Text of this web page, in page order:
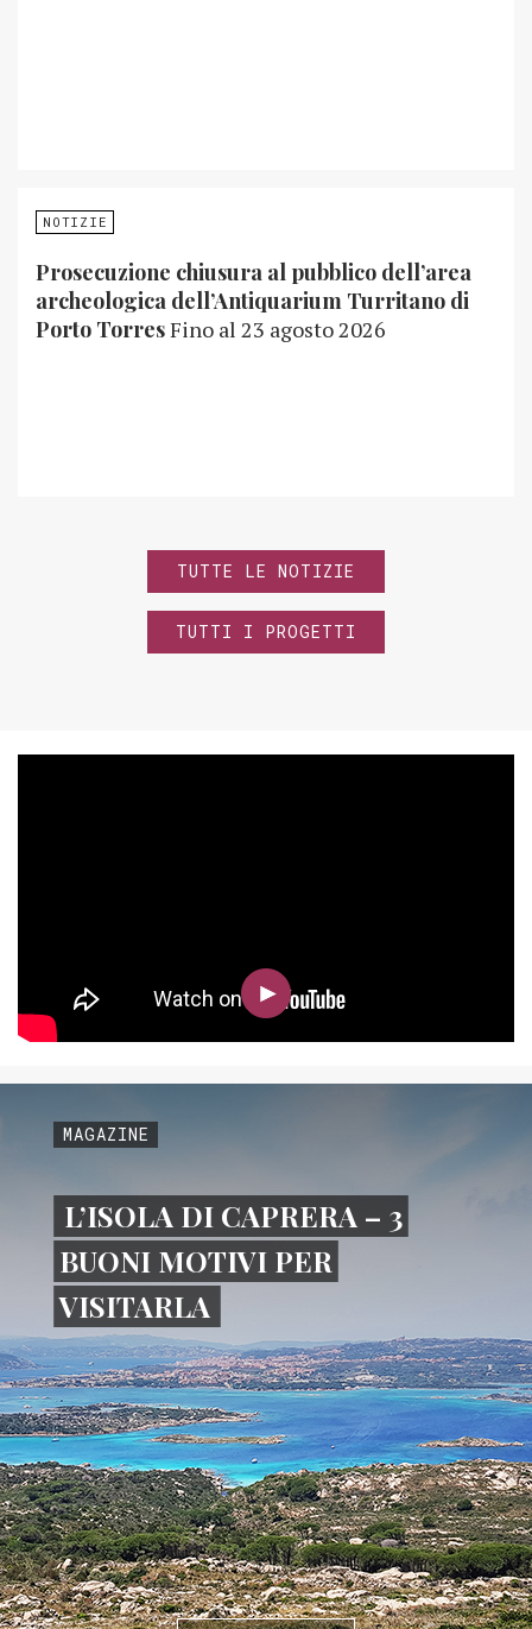
NOTIZIE
Prosecuzione chiusura al pubblico dell’area
archeologica dell’Antiquarium Turritano di
Porto TorresFino al 23 agosto 2026
TUTTE LE NOTIZIE
TUTTI I PROGETTI
MAGAZINE
L’ISOLA DI CAPRERA – 3
BUONI MOTIVI PER
VISITARLA